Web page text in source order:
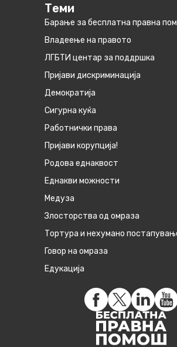
Теми
Барање за бесплатна правна
Владеење на правото
ЛГБТИ центар за поддршка
Пријави дискриминација
Демократија
Сигурна куќа
Работнички права
Пријави корупција!
Родова еднаквост
Eднакви можности
Медуза
Злосторства од омраза
Тортура и нехумано
Говор на омраза
Едукација